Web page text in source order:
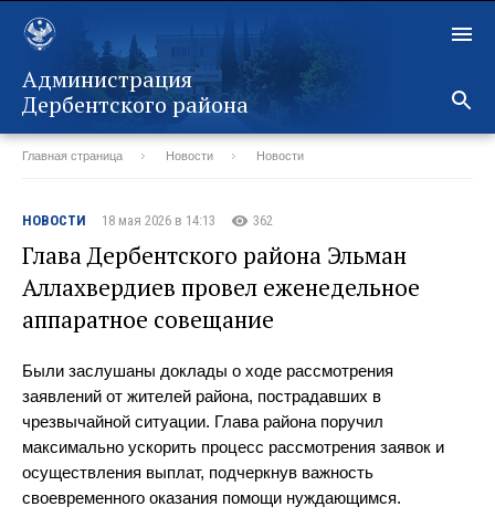
Администрация
Дербентского района
Главная страница Новости Новости
НОВОСТИ 18 мая 2026 в 14:13 362
Глава Дербентского района Эльман
Аллахвердиев провел еженедельное
аппаратное совещание
Были заслушаны доклады о ходе рассмотрения
заявлений от жителей района, пострадавших в
чрезвычайной ситуации. Глава района поручил
максимально ускорить процесс рассмотрения заявок и
осуществления выплат, подчеркнув важность
своевременного оказания помощи нуждающимся.